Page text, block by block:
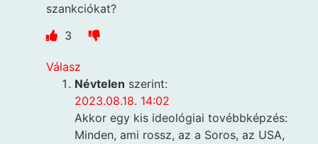
szankciókat?
3
Válasz
Névtelen szerint:
2023.08.18. 14:02
Akkor egy kis ideológiai tovébbképzés:
Minden, ami rossz, az a Soros, az USA,